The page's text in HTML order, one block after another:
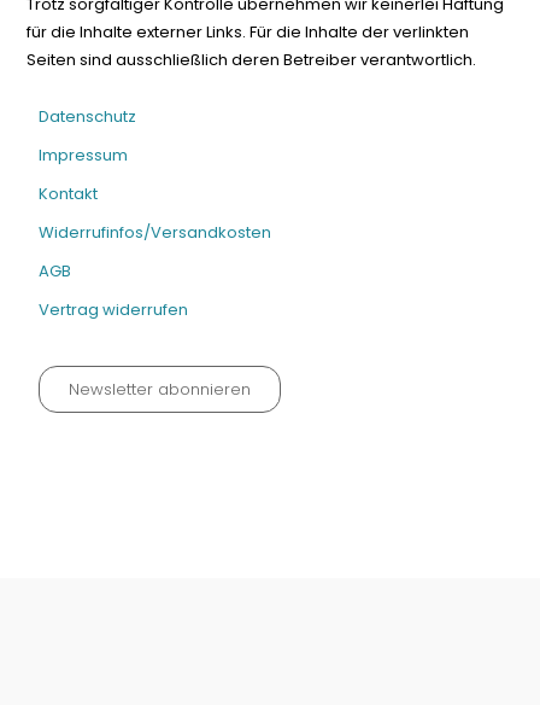
für die Inhalte externer Links. Für die Inhalte der verlinkten
Seiten sind ausschließlich deren Betreiber verantwortlich.
Datenschutz
Impressum
Kontakt
Widerrufinfos/Versandkosten
AGB
Vertrag widerrufen
Newsletter abonnieren